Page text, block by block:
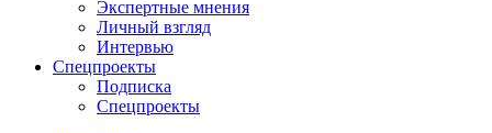
Экспертные мнения
Личный взгляд
Интервью
Спецпроекты
Подписка
Спецпроекты